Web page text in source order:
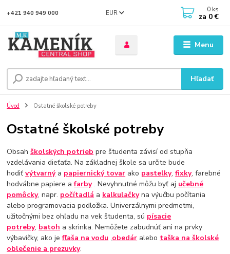
Menu
EUR
Hľadať
+421 940 949 000 0 ks
za 0 €
Úvod Ostatné školské potreby
Ostatné školské potreby
Obsahškolských potrieb pre študenta závisí od stupňa
vzdelávania dieťaťa. Na základnej škole sa určite bude
hodiťvýtvarnýa papiernický tovar ako pastelky,fixky, farebné
hodvábne papiere afarby. Nevyhnutné môžu byť aj učebné
pomôcky, napr. počítadlá a kalkulačkyna výučbu počítania
alebo programovacia podložka. Univerzálnymi predmetmi,
užitočnými bez ohľadu na vek študenta, sú písacie
potreby, batoh a skrinka. Nemôžete zabudnúť ani na prvky
výbavičky, ako jefľaša na vodu ,obedár alebo taška na školské
oblečenie a prezuvky.